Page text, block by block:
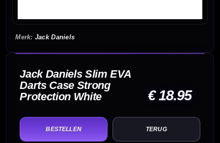
Jack Daniels
Jack Daniels Slim EVA
Darts Case Strong
Protection White
€ 18.95
TERUG